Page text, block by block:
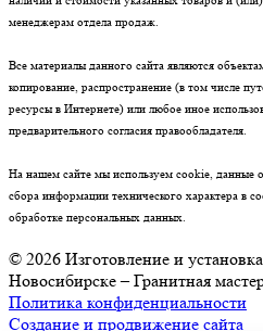
менеджерам отдела продаж.
Все материалы данного сайта являются
копирование, распространение (в том числе
ресурсы в Интернете) или любое иное
предварительного согласия правообладателя.
На нашем сайте мы используем cookie, данные
сбора информации технического характера в
обработке персональных данных.
© 2026 Изготовление и
Новосибирске – Гранитная
Политика конфиденциальности
Создание и продвижение сайта